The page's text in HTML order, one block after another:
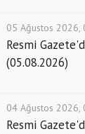
05 Ağustos 2026,
Resmi
(05.08.2026)
04 Ağustos 2026,
Resmi